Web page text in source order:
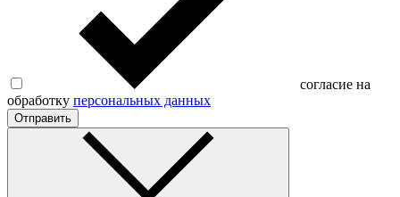
согласие на
обработку персональных данных
Отправить